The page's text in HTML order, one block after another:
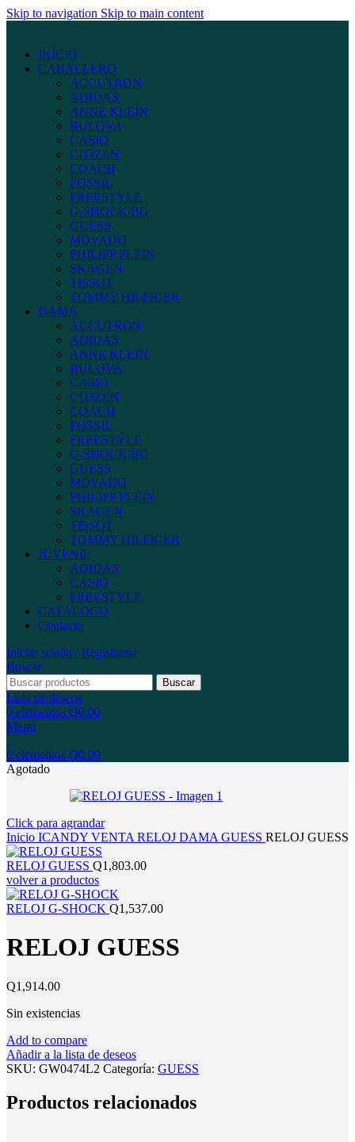
Skip to navigation Skip to main content
INICIO
CABALLERO
ACCUTRON
ADIDAS
ANNE KLEIN
BULOVA
CASIO
CITIZEN
COACH
FOSSIL
FREESTYLE
G-SHOCK/BG
GUESS
MOVADO
PHILIPP PLEIN
SKAGEN
TISSOT
TOMMY HILFIGER
DAMA
ACCUTRON
ADIDAS
ANNE KLEIN
BULOVA
CASIO
CITIZEN
COACH
FOSSIL
FREESTYLE
G-SHOCK/BG
GUESS
MOVADO
PHILIPP PLEIN
SKAGEN
TISSOT
TOMMY HILFIGER
JUVENIL
ADIDAS
CASIO
FREESTYLE
CATÁLOGO
Contacto
Iniciar sesión / Registrarse
Buscar
Buscar
Lista de deseos
0 elementos Q0.00
Menú
0 elementos Q0.00
Agotado
Click para agrandar
Inicio ICANDY VENTA RELOJ DAMA GUESS RELOJ GUESS
RELOJ GUESS Q1,803.00
volver a productos
RELOJ G-SHOCK Q1,537.00
RELOJ GUESS
Q1,914.00
Sin existencias
Add to compare
Añadir a la lista de deseos
SKU: GW0474L2 Categoría: GUESS
Productos relacionados